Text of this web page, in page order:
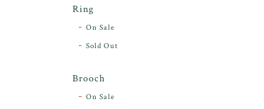
Ring
On Sale
Sold Out
Brooch
On Sale